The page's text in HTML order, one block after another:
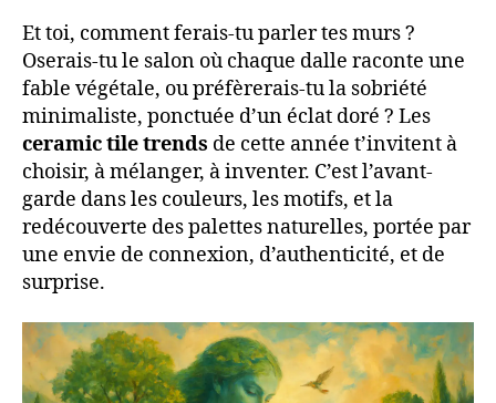
Et toi, comment ferais-tu parler tes murs ?
Oserais-tu le salon où chaque dalle raconte une
fable végétale, ou préfèrerais-tu la sobriété
minimaliste, ponctuée d’un éclat doré ? Les
ceramic tile trends de cette année t’invitent à
choisir, à mélanger, à inventer. C’est l’avant-
garde dans les couleurs, les motifs, et la
redécouverte des palettes naturelles, portée par
une envie de connexion, d’authenticité, et de
surprise.